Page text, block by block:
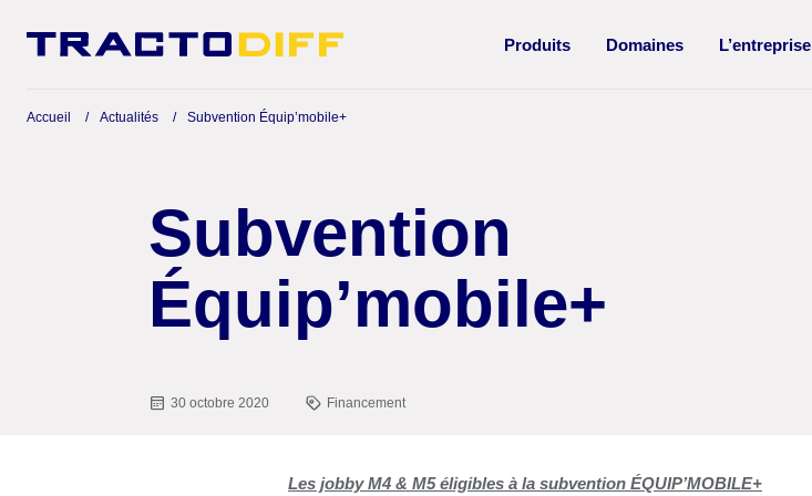
Produits Domaines L’entreprise
Accueil Actualités Subvention Équip’mobile+
Subvention
Équip’mobile+
30 octobre 2020 Financement
Les jobby M4 & M5 éligibles à la subvention ÉQUIP’MOBILE+